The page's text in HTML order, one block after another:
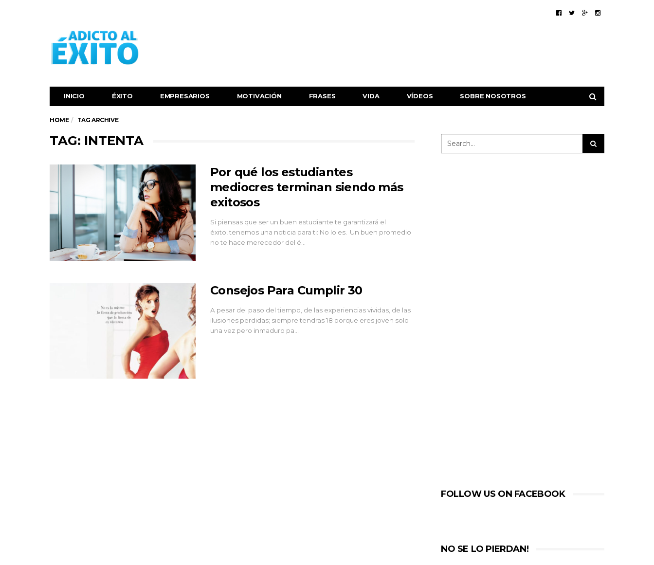
INICIO ÉXITO‬ EMPRESARIOS MOTIVACIÓN FRASES VIDA VÍDEOS SOBRE NOSOTROS
HOME TAG ARCHIVE
TAG: INTENTA
Por qué los estudiantes
mediocres terminan siendo más
exitosos
Si piensas que ser un buen estudiante te garantizará el
éxito, tenemos una noticia para ti: No lo es. Un buen promedio
no te hace merecedor del é…
Consejos Para Cumplir 30
A pesar del paso del tiempo, de las experiencias vividas, de las
ilusiones perdidas; siempre tendras 18 porque eres joven solo
una vez pero inmaduro pa…
FOLLOW US ON FACEBOOK
NO SE LO PIERDAN!